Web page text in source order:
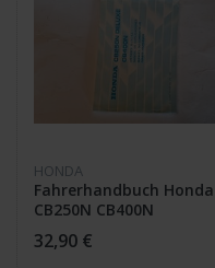
HONDA
Fahrerhandbuch Honda
CB250N CB400N
32,90 €